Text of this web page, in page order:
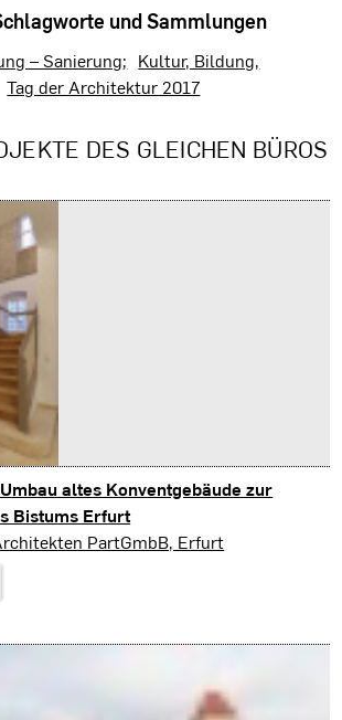
und Sammlungen
– Sanierung
Kultur, Bildung,
Tag der Architektur 2017
DES GLEICHEN BÜROS
altes Konventgebäude zur
Bistums Erfurt
PartGmbB, Erfurt